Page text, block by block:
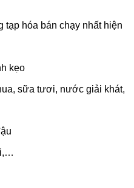
tạp hóa bán chạy nhất hiện
kẹo
sữa tươi, nước giải khát,